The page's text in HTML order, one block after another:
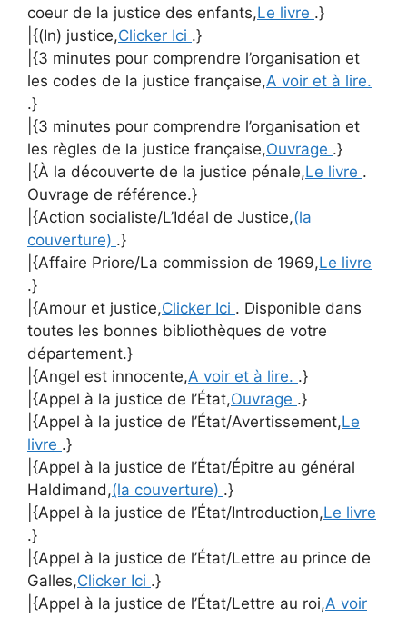
coeur de la justice des enfants,Le livre .}
|{(In) justice,Clicker Ici .}
|{3 minutes pour comprendre l’organisation et
les codes de la justice française,A voir et à lire.
.}
|{3 minutes pour comprendre l’organisation et
les règles de la justice française,Ouvrage .}
|{À la découverte de la justice pénale,Le livre .
Ouvrage de référence.}
|{Action socialiste/L’Idéal de Justice,(la
couverture) .}
|{Affaire Priore/La commission de 1969,Le livre
.}
|{Amour et justice,Clicker Ici . Disponible dans
toutes les bonnes bibliothèques de votre
département.}
|{Angel est innocente,A voir et à lire. .}
|{Appel à la justice de l’État,Ouvrage .}
|{Appel à la justice de l’État/Avertissement,Le
livre .}
|{Appel à la justice de l’État/Épitre au général
Haldimand,(la couverture) .}
|{Appel à la justice de l’État/Introduction,Le livre
.}
|{Appel à la justice de l’État/Lettre au prince de
Galles,Clicker Ici .}
|{Appel à la justice de l’État/Lettre au roi,A voir